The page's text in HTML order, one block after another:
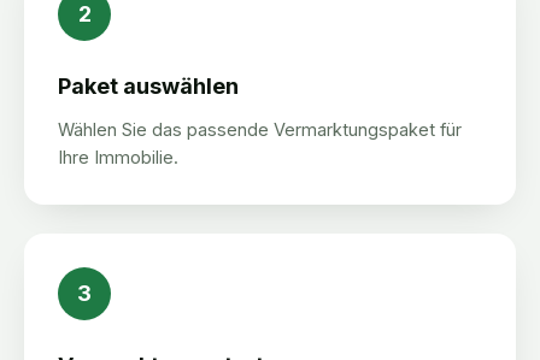
2
Paket auswählen
Wählen Sie das passende Vermarktungspaket für
Ihre Immobilie.
3